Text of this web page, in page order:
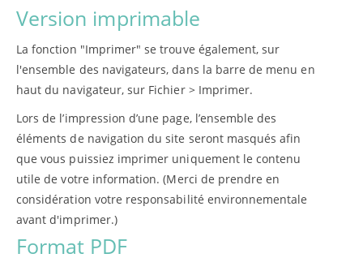
Version imprimable
La fonction "Imprimer" se trouve également, sur
l'ensemble des navigateurs, dans la barre de menu en
haut du navigateur, sur Fichier > Imprimer.
Lors de l’impression d’une page, l’ensemble des
éléments de navigation du site seront masqués afin
que vous puissiez imprimer uniquement le contenu
utile de votre information. (Merci de prendre en
considération votre responsabilité environnementale
avant d'imprimer.)
Format PDF